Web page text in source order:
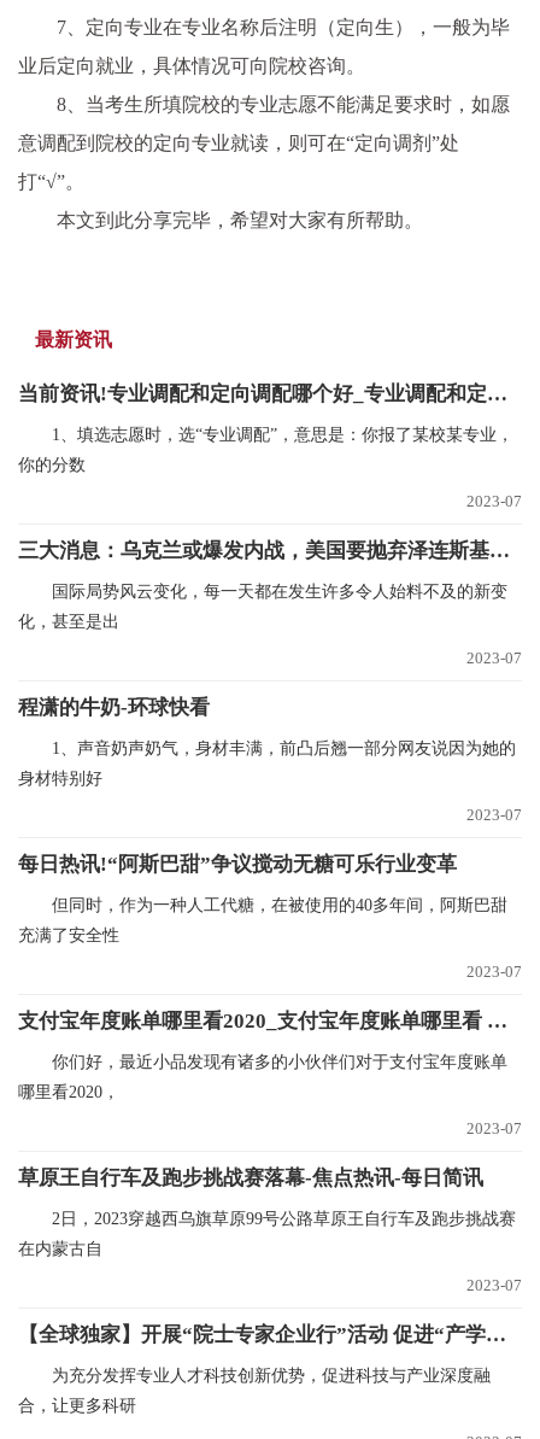
7、定向专业在专业名称后注明（定向生），一般为毕
业后定向就业，具体情况可向院校咨询。
8、当考生所填院校的专业志愿不能满足要求时，如愿
意调配到院校的定向专业就读，则可在“定向调剂”处
打“√”。
本文到此分享完毕，希望对大家有所帮助。
最新资讯
当前资讯!专业调配和定向调配哪个好_专业调配和定向调配
1、填选志愿时，选“专业调配”，意思是：你报了某校某专业，
你的分数
2023-07
三大消息：乌克兰或爆发内战，美国要抛弃泽连斯基，耶伦将访华
国际局势风云变化，每一天都在发生许多令人始料不及的新变
化，甚至是出
2023-07
程潇的牛奶-环球快看
1、声音奶声奶气，身材丰满，前凸后翘一部分网友说因为她的
身材特别好
2023-07
每日热讯!“阿斯巴甜”争议搅动无糖可乐行业变革
但同时，作为一种人工代糖，在被使用的40多年间，阿斯巴甜
充满了安全性
2023-07
支付宝年度账单哪里看2020_支付宝年度账单哪里看 观焦点
你们好，最近小品发现有诸多的小伙伴们对于支付宝年度账单
哪里看2020，
2023-07
草原王自行车及跑步挑战赛落幕-焦点热讯-每日简讯
2日，2023穿越西乌旗草原99号公路草原王自行车及跑步挑战赛
在内蒙古自
2023-07
【全球独家】开展“院士专家企业行”活动 促进“产学研用”融合发展
为充分发挥专业人才科技创新优势，促进科技与产业深度融
合，让更多科研